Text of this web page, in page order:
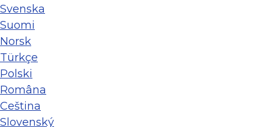
Svenska
Suomi
Norsk
Türkçe
Polski
Româna
Ceština
Slovenský